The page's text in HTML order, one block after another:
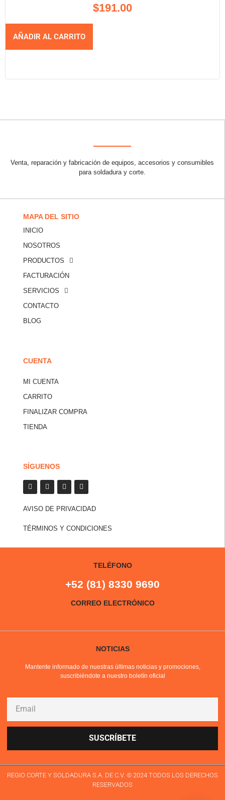
$191.00
AÑADIR AL CARRITO
Venta, reparación y fabricación de equipos, accesorios y consumibles
para soldadura y corte.
MAPA DEL SITIO
INICIO
NOSOTROS
PRODUCTOS
FACTURACIÓN
SERVICIOS
CONTACTO
BLOG
CUENTA
MI CUENTA
CARRITO
FINALIZAR COMPRA
TIENDA
SÍGUENOS
AVISO DE PRIVACIDAD
TÉRMINOS Y CONDICIONES
TELÉFONO
+52 (81) 8330 9690
CORREO ELECTRÓNICO
NOTICIAS
Mantente informado de nuestras últimas noticias y promociones,
suscribiéndote a nuestro boletín oficial
SUSCRÍBETE
REGIO CORTE Y SOLDADURA S.A. DE C.V. © 2024 TODOS LOS DERECHOS
RESERVADOS